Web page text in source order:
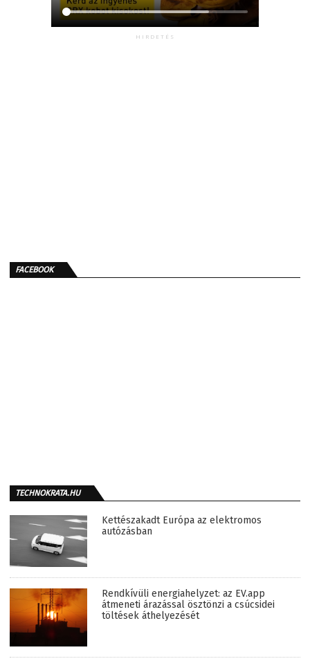
HIRDETÉS
FACEBOOK
TECHNOKRATA.HU
Kettészakadt Európa az elektromos
autózásban
Rendkívüli energiahelyzet: az EV.app
átmeneti árazással ösztönzi a csúcsidei
töltések áthelyezését